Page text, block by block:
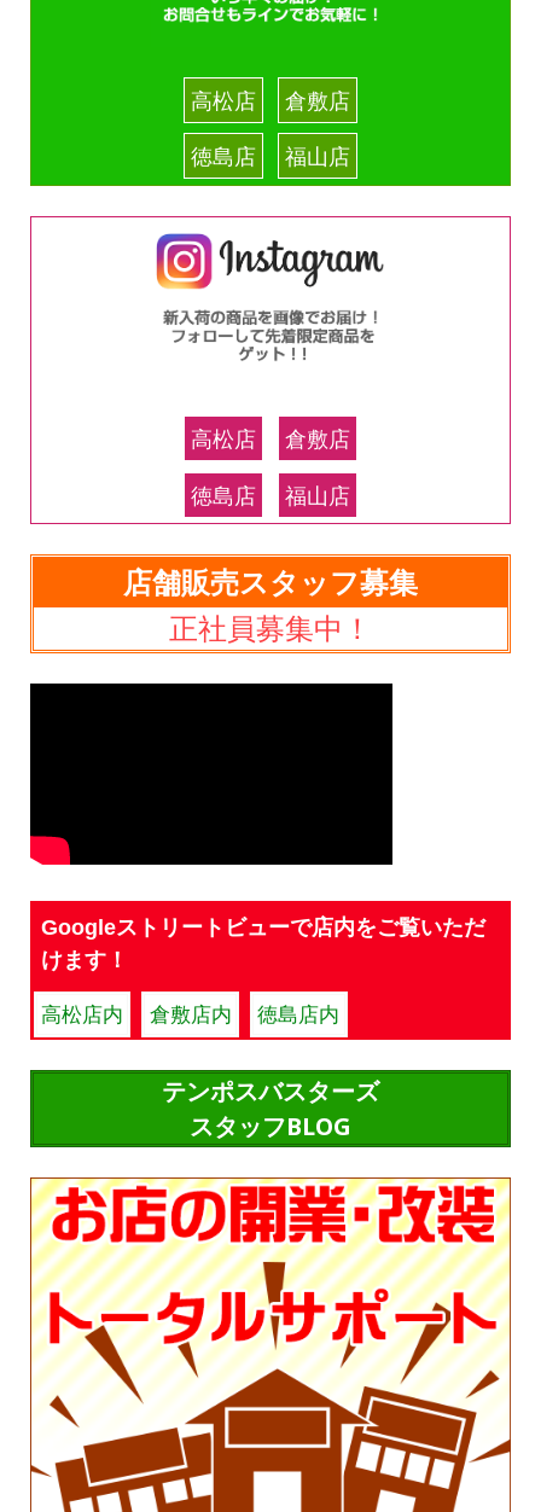
高松店
倉敷店
徳島店
福山店
高松店
倉敷店
徳島店
福山店
店舗販売スタッフ募集
正社員募集中！
Googleストリートビューで店内をご覧いただ
けます！
高松店内 倉敷店内 徳島店内
テンポスバスターズ
スタッフBLOG